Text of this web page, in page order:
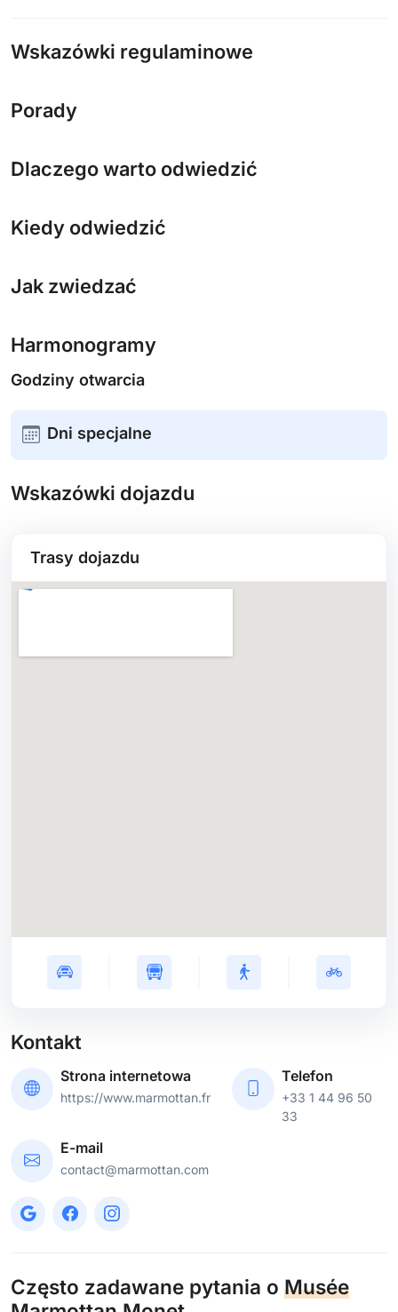
Wskazówki regulaminowe
Porady
Dlaczego warto odwiedzić
Kiedy odwiedzić
Jak zwiedzać
Harmonogramy
Godziny otwarcia
Dni specjalne
Wskazówki dojazdu
Trasy dojazdu
Kontakt
Strona internetowa
https://www.marmottan.fr
Telefon
+33 1 44 96 50
33
E-mail
contact@marmottan.com
Często zadawane pytania o Musée